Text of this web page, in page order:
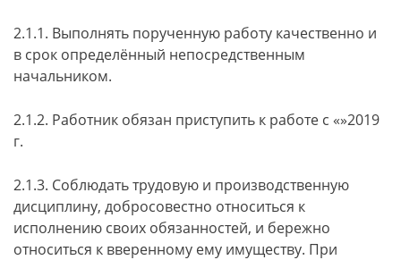
2.1.1. Выполнять порученную работу качественно и
в срок определённый непосредственным
начальником.
2.1.2. Работник обязан приступить к работе с «»2019
г.
2.1.3. Соблюдать трудовую и производственную
дисциплину, добросовестно относиться к
исполнению своих обязанностей, и бережно
относиться к вверенному ему имуществу. При